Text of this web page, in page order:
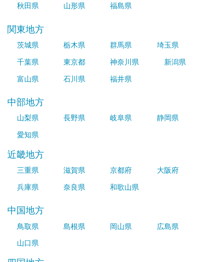
秋田県
山形県 福島県
関東地方
茨城県 栃木県 群馬県
埼玉県
千葉県
東京都 神奈川県
新潟県
富山県
石川県 福井県
中部地方
山梨県 長野県 岐阜県
静岡県
愛知県
近畿地方
三重県 滋賀県 京都府
大阪府
兵庫県
奈良県 和歌山県
中国地方
鳥取県 島根県 岡山県
広島県
山口県